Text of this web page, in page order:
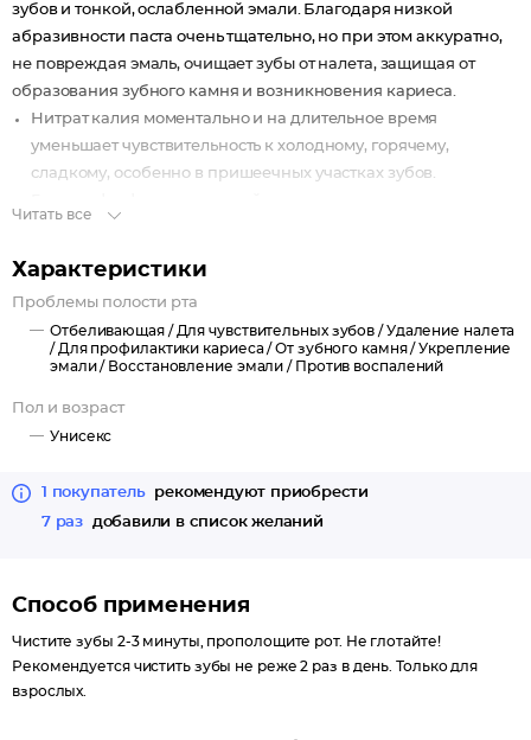
зубов и тонкой, ослабленной эмали. Благодаря низкой
абразивности паста очень тщательно, но при этом аккуратно,
не повреждая эмаль, очищает зубы от налета, защищая от
образования зубного камня и возникновения кариеса.
Нитрат калия моментально и на длительное время
уменьшает чувствительность к холодному, горячему,
сладкому, особенно в пришеечных участках зубов.
зубов к воздействию кариесогенных бактерий.
Новейшая технология восстановления эмали работает как
жидкая пломба: заполняет и запечатывает микротрещинки
в зубной эмали, значительно улучшает ее прочность и
Рекомендуется при повышенной чувствительности зубов и
профессионального и домашнего отбеливания зубов.
Читать все
Характеристики
Проблемы полости рта
Отбеливающая / Для чувствительных зубов /Удаление налета
/ Для профилактики кариеса /От зубного камня /Укрепление
эмали / Восстановление эмали / Против воспалений
Пол и возраст
Унисекс
1 покупатель
рекомендуют приобрести
7 раз
добавили в список желаний
Способ применения
Чистите зубы 2-3 минуты, прополощите рот. Не глотайте!
Рекомендуется чистить зубы не реже 2 раз в день. Только для
взрослых.